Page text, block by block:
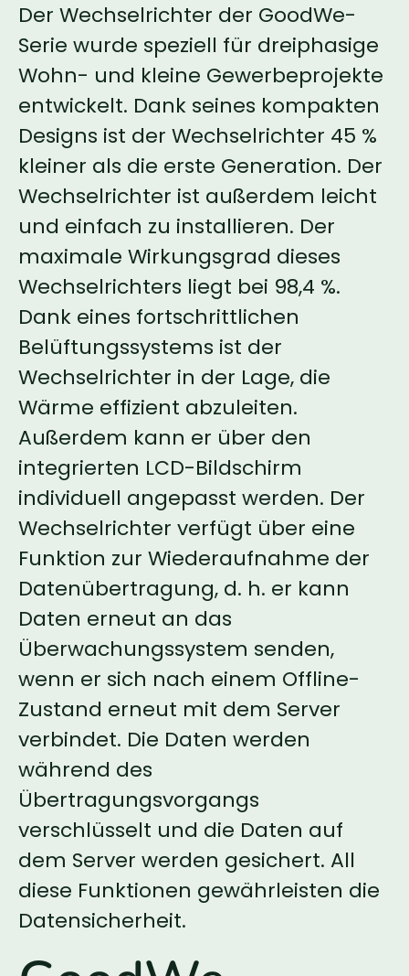
Der Wechselrichter der GoodWe-
Serie wurde speziell für dreiphasige
Wohn- und kleine Gewerbeprojekte
entwickelt. Dank seines kompakten
Designs ist der Wechselrichter 45 %
kleiner als die erste Generation. Der
Wechselrichter ist außerdem leicht
und einfach zu installieren. Der
maximale Wirkungsgrad dieses
Wechselrichters liegt bei 98,4 %.
Dank eines fortschrittlichen
Belüftungssystems ist der
Wechselrichter in der Lage, die
Wärme effizient abzuleiten.
Außerdem kann er über den
integrierten LCD-Bildschirm
individuell angepasst werden. Der
Wechselrichter verfügt über eine
Funktion zur Wiederaufnahme der
Datenübertragung, d. h. er kann
Daten erneut an das
Überwachungssystem senden,
wenn er sich nach einem Offline-
Zustand erneut mit dem Server
verbindet. Die Daten werden
während des
Übertragungsvorgangs
verschlüsselt und die Daten auf
dem Server werden gesichert. All
diese Funktionen gewährleisten die
Datensicherheit.